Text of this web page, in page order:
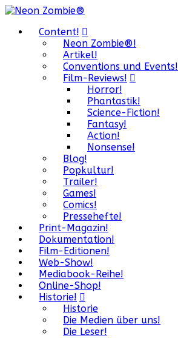
Content!
Neon Zombie®!
Artikel!
Conventions und Events!
Film-Reviews!
Horror!
Phantastik!
Science-Fiction!
Fantasy!
Action!
Nonsense!
Blog!
Popkultur!
Trailer!
Games!
Comics!
Pressehefte!
Print-Magazin!
Dokumentation!
Film-Editionen!
Web-Show!
Mediabook-Reihe!
Online-Shop!
Historie!
Historie
Die Medien über uns!
Die Leser!